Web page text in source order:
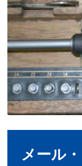
メール